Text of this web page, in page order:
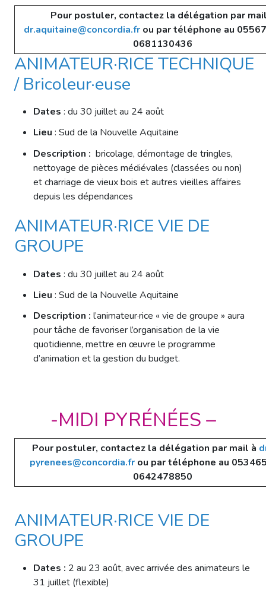
Pour postuler, contactez la délégation par
dr.aquitaine@concordia.fr ou par téléphone au
0681130436
ANIMATEUR·RICE TECHNIQUE
/ Bricoleur·euse
Dates : du 30 juillet au 24 août
Lieu : Sud de la Nouvelle Aquitaine
Description : bricolage, démontage de tringles,
nettoyage de pièces médiévales (classées ou non)
et charriage de vieux bois et autres vieilles affaires
depuis les dépendances
ANIMATEUR·RICE VIE DE
GROUPE
Dates : du 30 juillet au 24 août
Lieu : Sud de la Nouvelle Aquitaine
Description : ​l’animateur·rice « vie de groupe » aura
pour tâche de favoriser l’organisation de la vie
quotidienne, mettre en œuvre le programme
d’animation et la gestion du budget.
-MIDI PYRÉNÉES –
Pour postuler, contactez la délégation par mail à
pyrenees@concordia.frou par téléphone au
0642478850
ANIMATEUR·RICE VIE DE
GROUPE
Dates : 2 au 23 août, avec arrivée des animateurs le
31 juillet (flexible)